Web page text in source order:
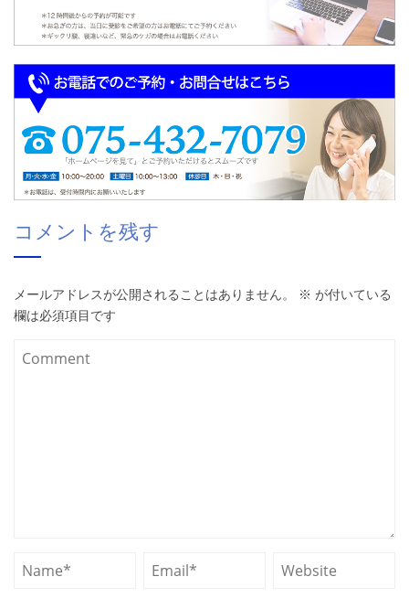
コメントを残す
メールアドレスが公開されることはありません。 ※ が付いている
欄は必須項目です